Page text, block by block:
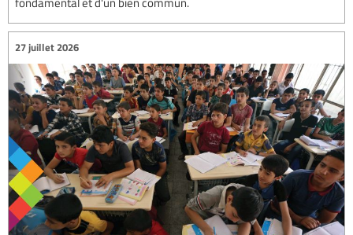
27 juillet 2026